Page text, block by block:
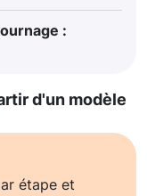
:
d'un modèle
étape et